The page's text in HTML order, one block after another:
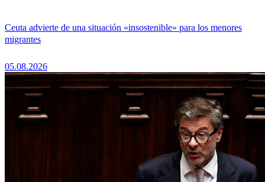
Ceuta advierte de una situación «insostenible» para los menores
migrantes
05.08.2026